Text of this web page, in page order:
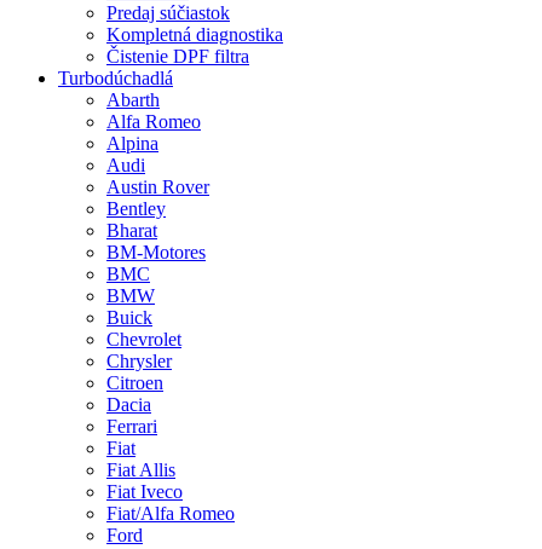
Predaj súčiastok
Kompletná diagnostika
Čistenie DPF filtra
Turbodúchadlá
Abarth
Alfa Romeo
Alpina
Audi
Austin Rover
Bentley
Bharat
BM-Motores
BMC
BMW
Buick
Chevrolet
Chrysler
Citroen
Dacia
Ferrari
Fiat
Fiat Allis
Fiat Iveco
Fiat/Alfa Romeo
Ford